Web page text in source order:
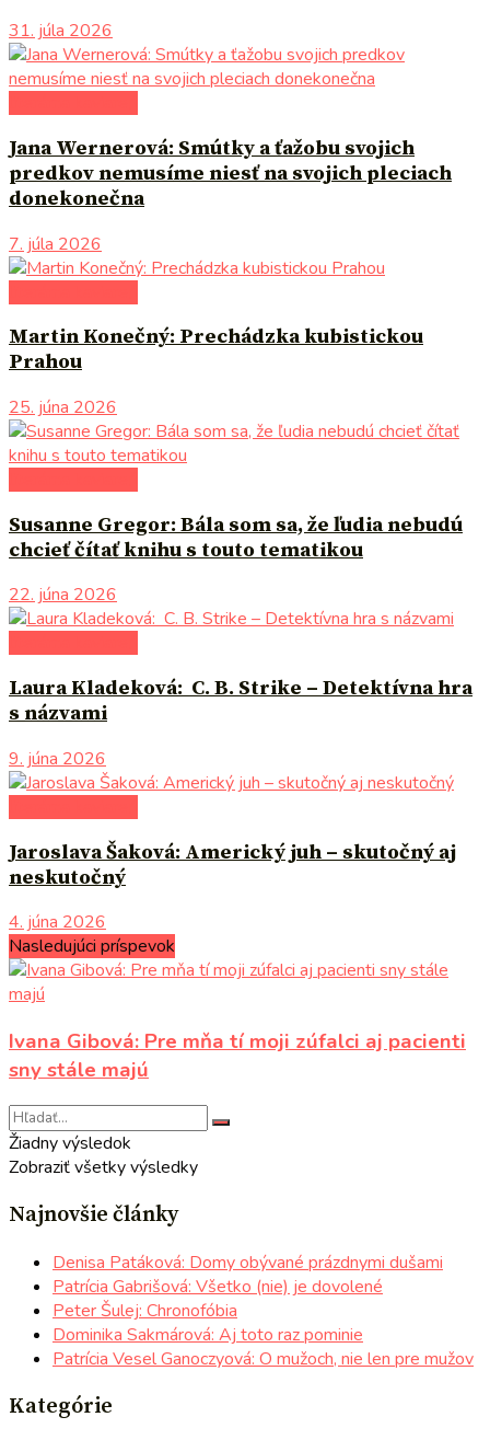
31. júla 2026
Jana Wernerová: Smútky a ťažobu svojich
predkov nemusíme niesť na svojich pleciach
donekonečna
7. júla 2026
Martin Konečný: Prechádzka kubistickou
Prahou
25. júna 2026
Susanne Gregor: Bála som sa, že ľudia nebudú
chcieť čítať knihu s touto tematikou
22. júna 2026
Laura Kladeková: C. B. Strike – Detektívna hra
s názvami
9. júna 2026
Jaroslava Šaková: Americký juh – skutočný aj
neskutočný
4. júna 2026
Nasledujúci príspevok
Ivana Gibová: Pre mňa tí moji zúfalci aj pacienti
sny stále majú
Žiadny výsledok
Zobraziť všetky výsledky
Najnovšie články
Denisa Patáková: Domy obývané prázdnymi dušami
Patrícia Gabrišová: Všetko (nie) je dovolené
Peter Šulej: Chronofóbia
Dominika Sakmárová: Aj toto raz pominie
Patrícia Vesel Ganoczyová: O mužoch, nie len pre mužov
Kategórie